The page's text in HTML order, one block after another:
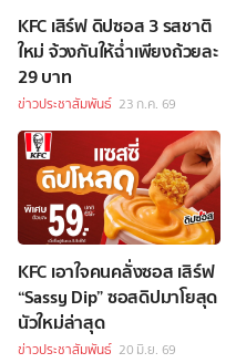
KFC เสิร์ฟ ดิปซอส 3 รสชาติ
ใหม่ จ้วงกันให้ฉ่ำเพียงถ้วยละ
29 บาท
ข่าวประชาสัมพันธ์ 23 ก.ค. 69
KFC เอาใจคนคลั่งซอส เสิร์ฟ
“Sassy Dip” ซอสดิปมาโยสุด
นัวใหม่ล่าสุด
ข่าวประชาสัมพันธ์ 20 มิ.ย. 69